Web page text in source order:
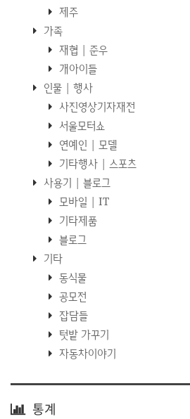
제주
가족
재협 | 준우
개아이들
인물 | 행사
사진영상기자재전
서울모터쇼
연예인 | 모델
기타행사 | 스포츠
사용기 | 블로그
모바일 | IT
기타제품
블로그
기타
동식물
공모전
잡담들
텃밭 가꾸기
자동차이야기
통계